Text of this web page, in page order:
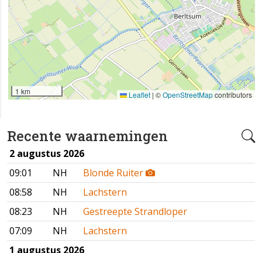
Recente waarnemingen
2 augustus 2026
09:01
NH
Blonde Ruiter
08:58
NH
Lachstern
08:23
NH
Gestreepte Strandloper
07:09
NH
Lachstern
1 augustus 2026
1 km Leaflet | ©OpenStreetMapcontributors